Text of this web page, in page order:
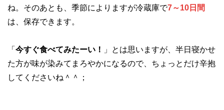
ね。そのあとも、季節によりますが冷蔵庫で7～10日間
は、保存できます。
「 今すぐ食べてみたーい！
」とは思いますが、半日寝かせ
た方が味が染みてまろやかになるので、ちょっとだけ辛抱
してくださいね＾＾；